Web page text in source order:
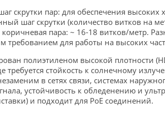
скрутки пар: для обеспечения высоких
шаг скрутки (количество витков на
пара: ~ 16-18 витков/метр.
требованием для работы на высоких
полиэтиленом высокой плотности
требуется стойкость к солнечному
в сетях связи, системах
устойчивость к обледенению и
и подходит для PoE соединений.